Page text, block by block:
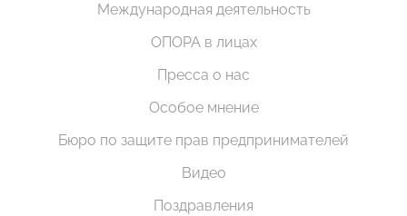
Международная деятельность
ОПОРА в лицах
Пресса о нас
Особое мнение
Бюро по защите прав предпринимателей
Видео
Поздравления